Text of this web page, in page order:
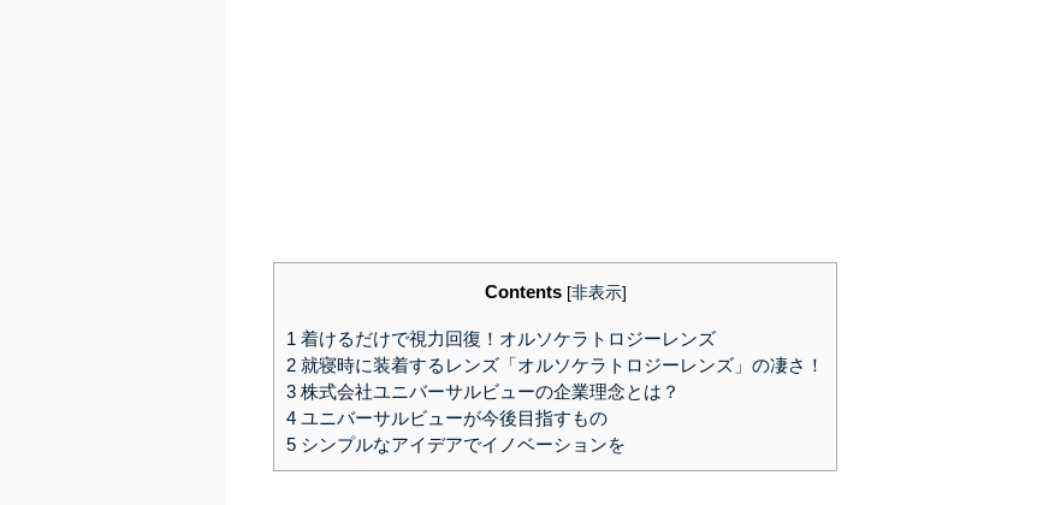
Contents [非表示]
1 着けるだけで視力回復！オルソケラトロジーレンズ
2 就寝時に装着するレンズ「オルソケラトロジーレンズ」の凄さ！
3 株式会社ユニバーサルビューの企業理念とは？
4 ユニバーサルビューが今後目指すもの
5 シンプルなアイデアでイノベーションを